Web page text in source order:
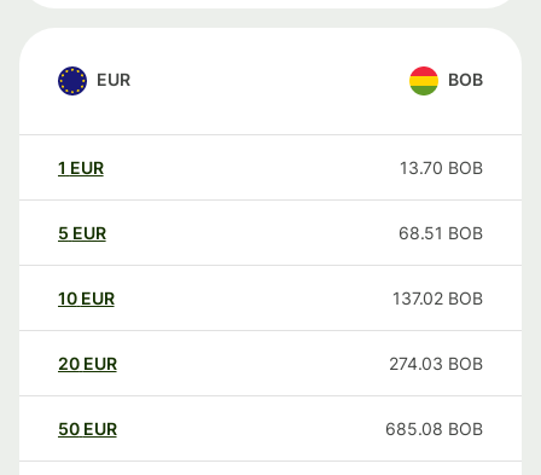
EUR BOB
1 EUR 13.70 BOB
5 EUR 68.51 BOB
10 EUR 137.02 BOB
20 EUR 274.03 BOB
50 EUR 685.08 BOB